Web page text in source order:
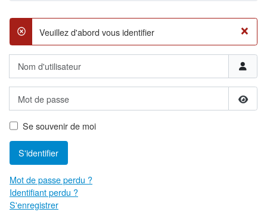
×
dangerVeuillez d'abord vous identifier
Se souvenir de moi
S'identifier
Mot de passe perdu ?
Identifiant perdu ?
S'enregistrer